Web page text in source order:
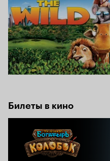
Билеты в кино